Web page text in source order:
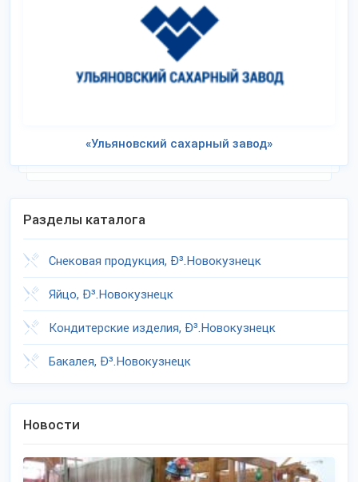
«Ульяновский сахарный завод»
Разделы каталога
Снековая продукция, Ð³.Новокузнецк
Яйцо, Ð³.Новокузнецк
Кондитерские изделия, Ð³.Новокузнецк
Бакалея, Ð³.Новокузнецк
Новости